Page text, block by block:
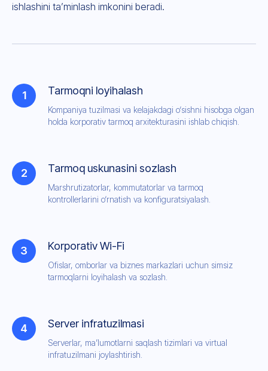
ishlashini ta’minlash imkonini beradi.
Tarmoqni loyihalash
Kompaniya tuzilmasi va kelajakdagi o‘sishni hisobga olgan
holda korporativ tarmoq arxitekturasini ishlab chiqish.
Tarmoq uskunasini sozlash
Marshrutizatorlar, kommutatorlar va tarmoq
kontrollerlarini o‘rnatish va konfiguratsiyalash.
Korporativ Wi-Fi
Ofislar, omborlar va biznes markazlari uchun simsiz
tarmoqlarni loyihalash va sozlash.
Server infratuzilmasi
Serverlar, ma’lumotlarni saqlash tizimlari va virtual
infratuzilmani joylashtirish.